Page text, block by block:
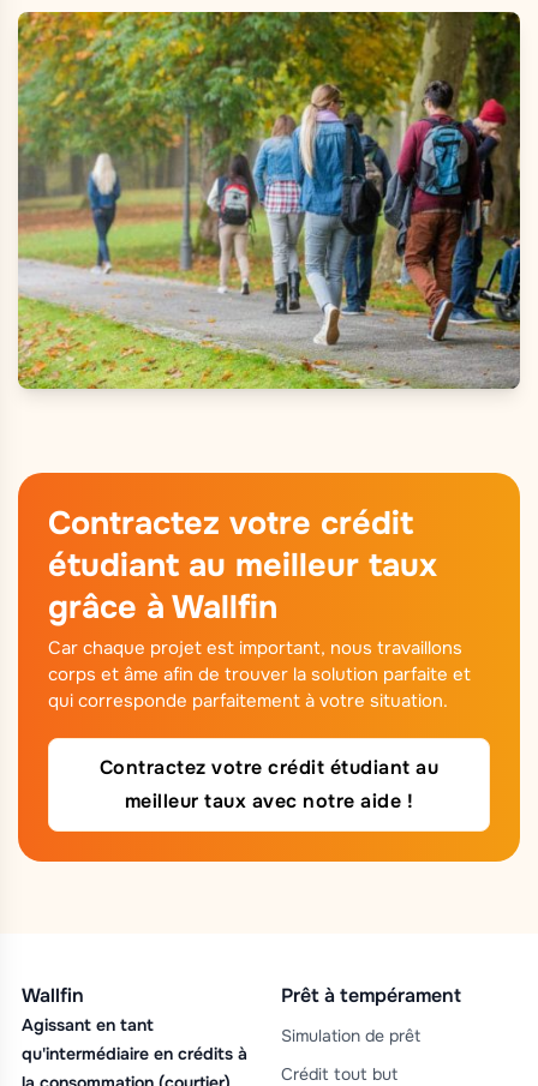
Contractez votre crédit
étudiant au meilleur taux
grâce à Wallfin
Car chaque projet est important, nous travaillons
corps et âme afin de trouver la solution parfaite et
qui corresponde parfaitement à votre situation.
Contractez votre crédit étudiant au
meilleur taux avec notre aide !
Wallfin
Agissant en tant
qu'intermédiaire en crédits à
Prêt à tempérament
Simulation de prêt
Crédit tout but